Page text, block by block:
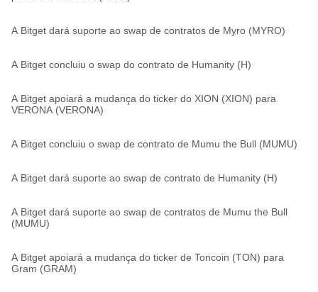
A Bitget dará suporte ao swap de contratos de Myro (MYRO)
A Bitget concluiu o swap do contrato de Humanity (H)
A Bitget apoiará a mudança do ticker do XION (XION) para
VERONA (VERONA)
A Bitget concluiu o swap de contrato de Mumu the Bull (MUMU)
A Bitget dará suporte ao swap de contrato de Humanity (H)
A Bitget dará suporte ao swap de contratos de Mumu the Bull
(MUMU)
A Bitget apoiará a mudança do ticker de Toncoin (TON) para
Gram (GRAM)